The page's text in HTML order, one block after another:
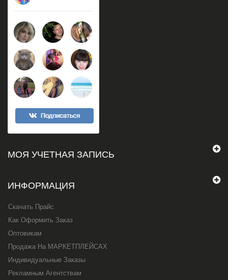
МОЯ УЧЕТНАЯ ЗАПИСЬ
ИНФОРМАЦИЯ
Скачать Прайс
Как Оформить Заказ
Оптовикам
Продажа На МАРКЕТПЛЕЙСАХ
Индивидуальные Заказы
Рекламным Агентствам